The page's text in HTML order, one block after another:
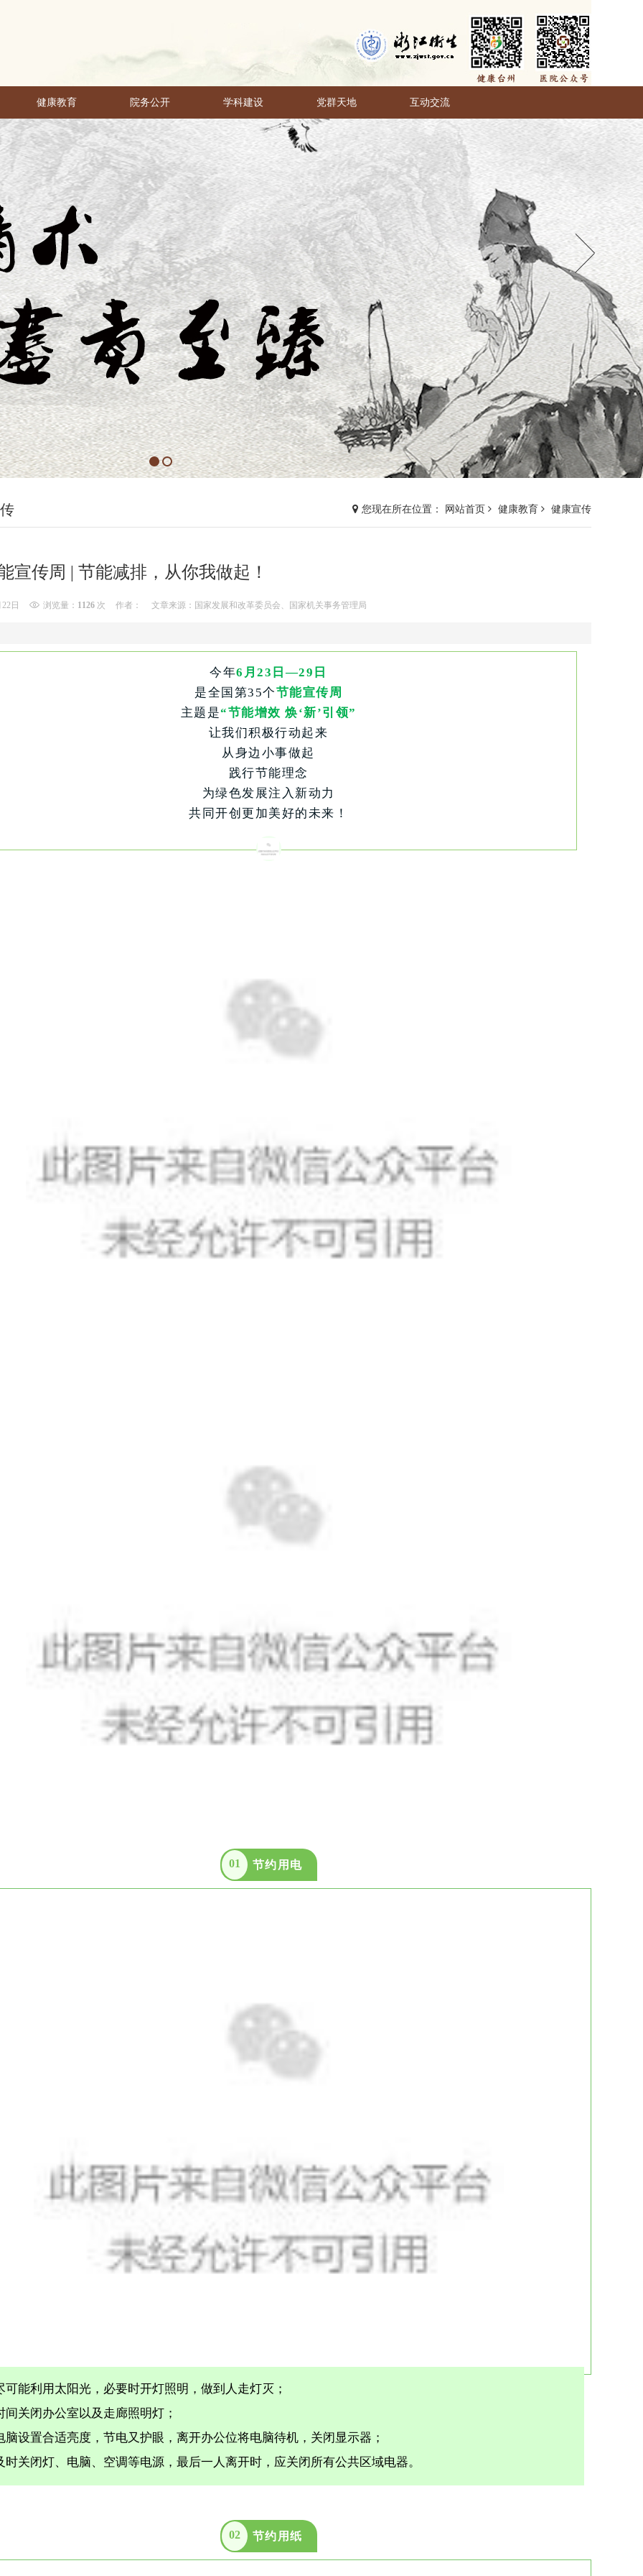
健康教育 院务公开 学科建设 党群天地 互动交流
您现在所在位置： 网站首页 健康教育 健康宣传
宣传周 | 节能减排，从你我做起！
日 浏览量： 1126 次 作者： 文章来源：国家发展和改革委员会、国家机关事务管理局
今年6月23日—29日
是全国第35个节能宣传周
主题是“节能增效 焕‘新’引领”
让我们积极行动起来
从身边小事做起
践行节能理念
为绿色发展注入新动力
共同开创更加美好的未来！
01 节约用电
可能利用太阳光，必要时开灯照明，做到人走灯灭；
间关闭办公室以及走廊照明灯；
脑设置合适亮度，节电又护眼，离开办公位将电脑待机，关闭显示器；
时关闭灯、电脑、空调等电源，最后一人离开时，应关闭所有公共区域电器。
02 节约用纸